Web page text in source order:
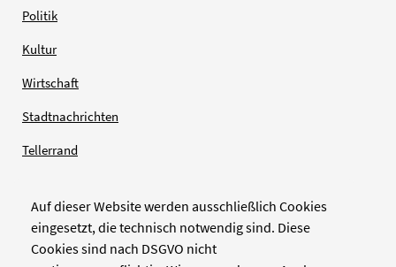
Auf dieser Website werden ausschließlich Cookies
eingesetzt, die technisch notwendig sind. Diese
Cookies sind nach DSGVO nicht
Politik
Kultur
Wirtschaft
Stadtnachrichten
Tellerrand
Verlag